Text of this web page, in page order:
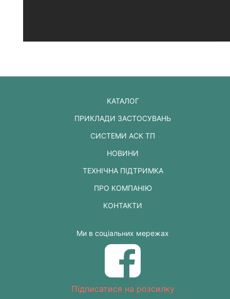
КАТАЛОГ
ПРИКЛАДИ ЗАСТОСУВАНЬ
СИСТЕМИ АСК ТП
НОВИНИ
ТЕХНІЧНА ПІДТРИМКА
ПРО КОМПАНІЮ
КОНТАКТИ
Ми в соціальних мережах
Підписатися на розсилку